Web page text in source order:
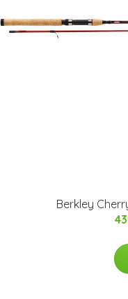
Berkley